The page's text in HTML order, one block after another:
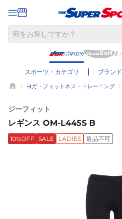
スポーツ・カテゴリ ブランド
ヨガ・フィットネス・トレーニング
ジーフィット
レギンス OM-L445S B
10%OFF SALE LADIES 返品不可